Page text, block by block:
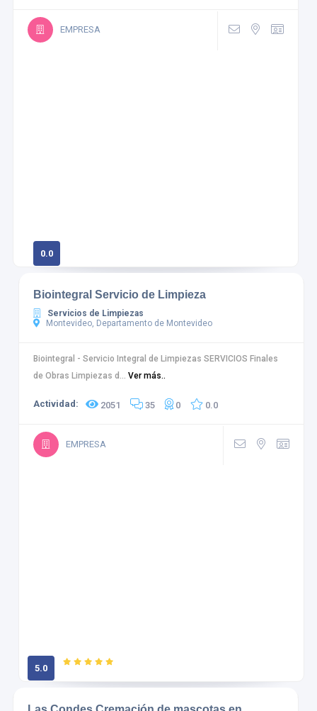
EMPRESA
0.0
Biointegral Servicio de Limpieza
Servicios de Limpiezas
Montevideo, Departamento de Montevideo
Biointegral - Servicio Integral de Limpiezas SERVICIOS Finales
de Obras Limpiezas d... Ver más..
Actividad: 2051 35 0 0.0
EMPRESA
5.0